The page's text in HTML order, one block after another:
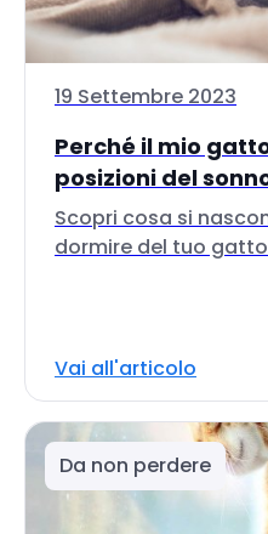
19 Settembre 2023
Perché il mio
posizioni del
Scopri cosa si
dormire del tuo
Vai all'articolo
Da non perdere